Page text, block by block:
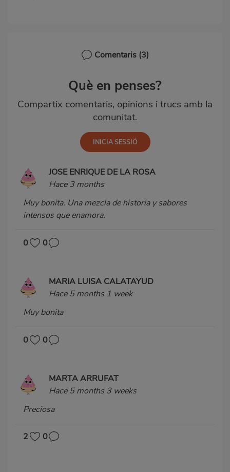
Comentaris (3)
Què en penses?
Compartix comentaris, opinions i trucs amb la
comunitat.
JOSE ENRIQUE DE LA ROSA
Hace 3 months
Muy bonita. Una mezcla de historia y sabores
intensos que enamora.
0 0
MARIA LUISA CALATAYUD
Hace 5 months 1 week
Muy bonita
0 0
MARTA ARRUFAT
Hace 5 months 3 weeks
Preciosa
2 0